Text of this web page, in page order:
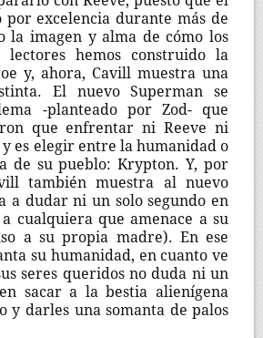
por excelencia durante más de
la imagen y alma de cómo los
lectores hemos construido la
y, ahora, Cavill muestra una
El nuevo Superman se
-planteado por Zod- que
que enfrentar ni Reeve ni
es elegir entre la humanidad o
de su pueblo: Krypton. Y, por
también muestra al nuevo
a dudar ni un solo segundo en
cualquiera que amenace a su
a su propia madre). En ese
su humanidad, en cuanto ve
seres queridos no duda ni un
sacar a la bestia alienígena
y darles una somanta de palos